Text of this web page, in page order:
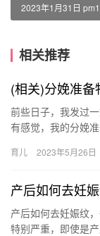
2023年1月31日
相关推荐
(相关)分娩准备
前些日子，我发过
有感觉，我的分娩
育儿 2023年5月26日
产后如何去妊
产后如何去妊娠纹
特别严重，即使是